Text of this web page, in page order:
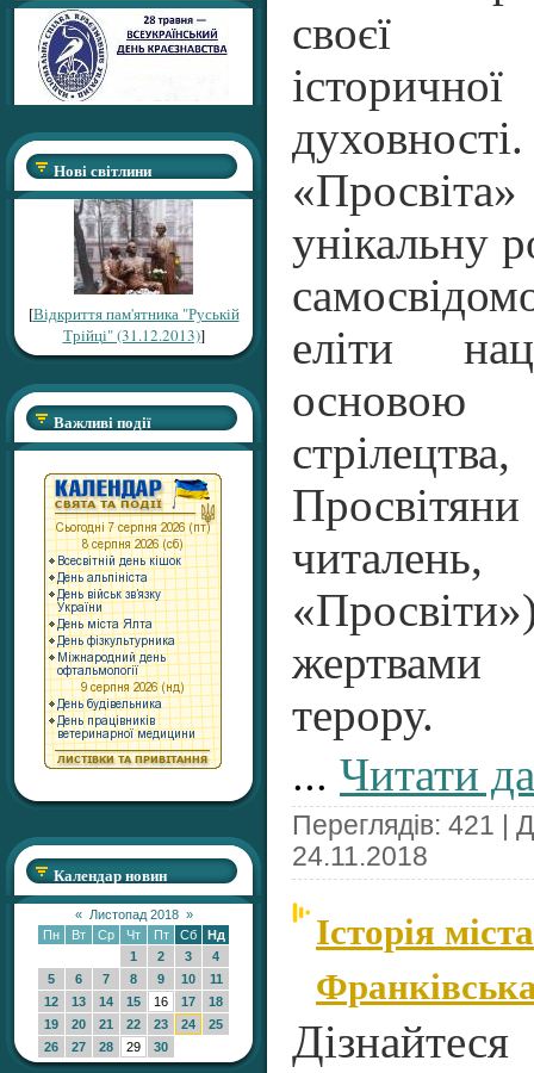
Нові світлини
[Відкриття пам'ятника "Руській
Трійці" (31.12.2013)]
Важливі події
Календар новин
« Листопад 2018 »
Пн
Вт Ср Чт Пт Сб
Нд
1
2 3
4
5
6 7 8 9 10
11
12
13 14 15 16 17
18
19
20 21 22 23 24
25
26
27 28 29 30
своєї
духовності.
унікальну
еліти
жертвами
терору.
... Читати
Переглядів: 421 |
24.11.2018
Історія